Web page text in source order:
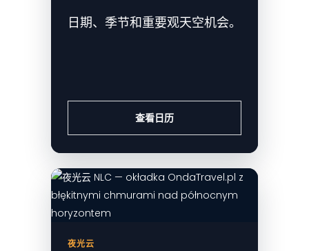
日期、季节和重要观天空机会。
查看日历
夜光云